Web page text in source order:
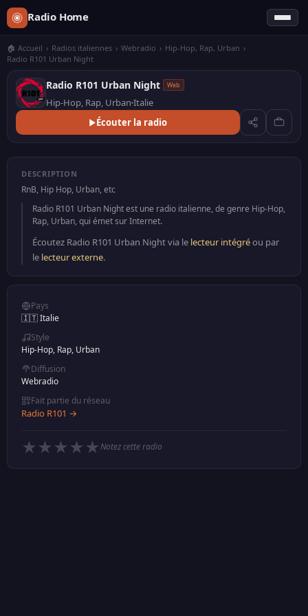
Radio Home
🏠 Accueil › Radios italiennes › Webradio › Hip-Hop, Rap, Urban ›
Radio R101 Urban Night
Radio R101 Urban Night Web
Hip-Hop, Rap, Urban Italie
Écouter la radio
DESCRIPTION
RnB, Hip Hop, Urban, etc
Radio R101 Urban Night est une radio italienne, de genre Hip-Hop,
Rap, Urban, qui émet sur Internet.
Écoutez Radio R101 Urban Night via le lecteur intégréou par
le lecteur externe.
Pays
🇮🇹 Italie
Style
Hip-Hop, Rap, Urban
Diffusion
Webradio
Fait partie du réseau
Radio R101 →
★ ★ ★ ★ ★Notez cette radio